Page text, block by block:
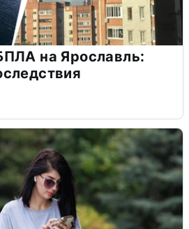
на Ярославль: